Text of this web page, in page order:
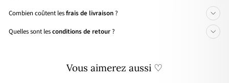
Combien coûtent lesfrais de livraison?
Quelles sont lesconditions de retour?
Vous aimerez aussi ♡